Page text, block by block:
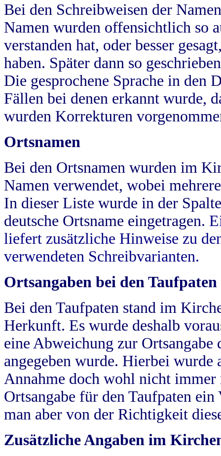
Bei den Schreibweisen der
Namen wurden offensichtlich so
verstanden hat, oder besser
haben. Später dann so
Die gesprochene Sprache in
Fällen bei denen erkannt wurde,
wurden Korrekturen
Ortsnamen
Bei den Ortsnamen wurden im
Namen verwendet, wobei
In dieser Liste wurde in der
deutsche Ortsname eingetragen.
liefert zusätzliche Hinweise zu
verwendeten Schreibvarianten.
Ortsangaben bei den Taufpaten
Bei den Taufpaten stand im
Herkunft. Es wurde deshalb
eine Abweichung zur
angegeben wurde. Hierbei wurde
Annahme doch wohl nicht
Ortsangabe für den Taufpaten
man aber von der Richtigkeit
Zusätzliche Angaben im